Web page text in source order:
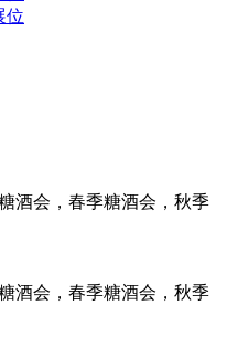
位
酒会，春季糖酒会，秋季
酒会，春季糖酒会，秋季